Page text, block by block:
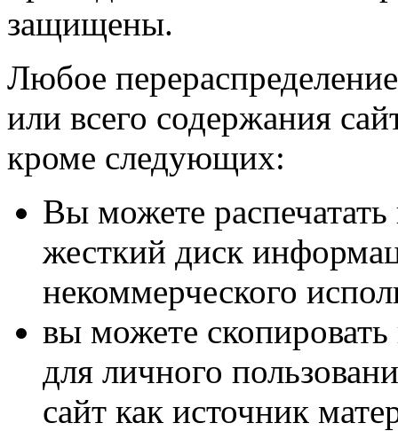
защищены.
Любое
или всего содержания
кроме следующих:
Вы можете
жесткий диск
некоммерческого
вы можете
для личного
сайт как источник